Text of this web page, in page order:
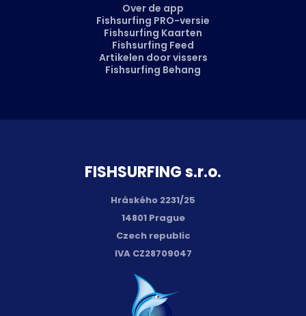
FISH­SURFING s.r.o.
Hráského 2231/25
14801 Prague
Czech republic
IVA CZ28709047
Over de app
Fishsurfing PRO-versie
Fishsurfing Kaarten
Fishsurfing Feed
Artikelen door vissers
Fishsurfing Behang